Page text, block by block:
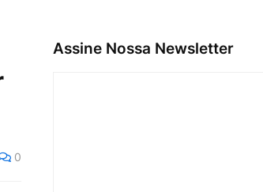
0
Assine Nossa Newsletter